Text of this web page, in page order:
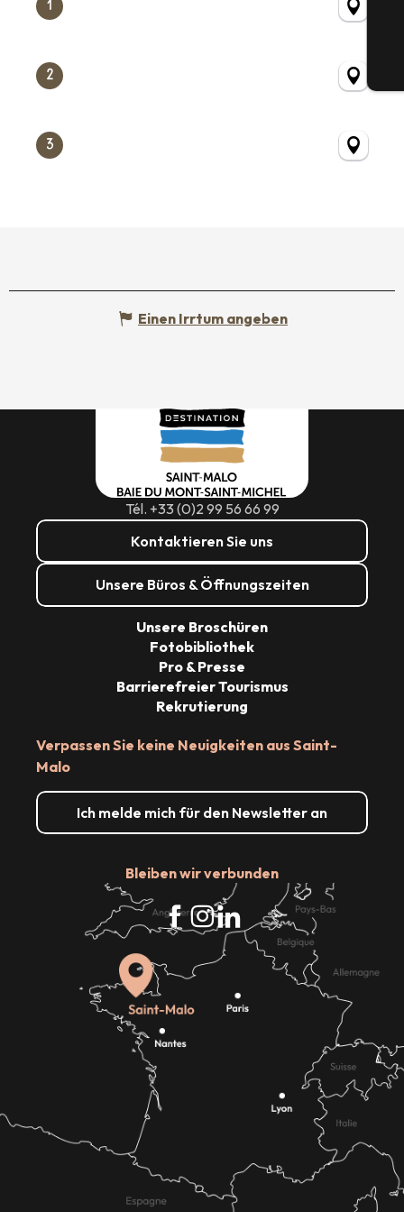
1
2
3
Einen Irrtum angeben
Tél. +33 (0)2 99 56 66 99
Kontaktieren Sie uns
Unsere Büros & Öffnungszeiten
Verpassen Sie keine Neuigkeiten aus Saint-
Malo
Ich melde mich für den Newsletter an
Bleiben wir verbunden
Unsere Broschüren
Fotobibliothek
Pro & Presse
Barrierefreier Tourismus
Rekrutierung